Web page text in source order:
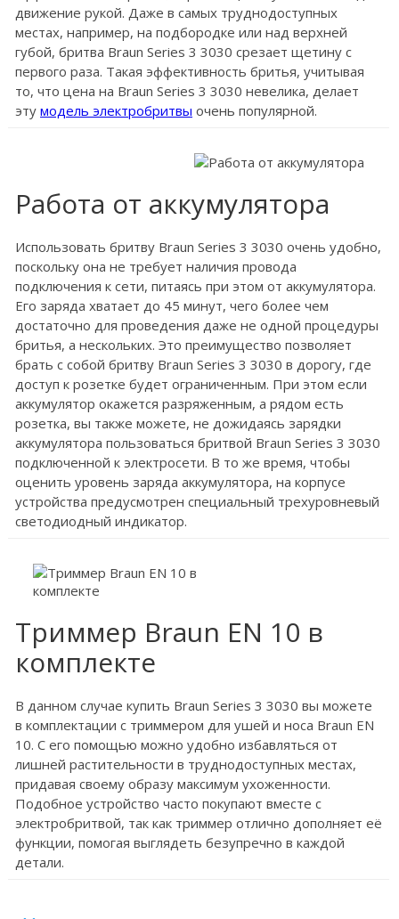
движение рукой. Даже в самых труднодоступных
местах, например, на подбородке или над верхней
губой, бритва Braun Series 3 3030 срезает щетину с
первого раза. Такая эффективность бритья, учитывая
то, что цена на Braun Series 3 3030 невелика, делает
этумодель электробритвы очень популярной.
Работа от аккумулятора
Использовать бритву Braun Series 3 3030 очень удобно,
поскольку она не требует наличия провода
подключения к сети, питаясь при этом от аккумулятора.
Его заряда хватает до 45 минут, чего более чем
достаточно для проведения даже не одной процедуры
бритья, а нескольких. Это преимущество позволяет
брать с собой бритву Braun Series 3 3030 в дорогу, где
доступ к розетке будет ограниченным. При этом если
аккумулятор окажется разряженным, а рядом есть
розетка, вы также можете, не дожидаясь зарядки
аккумулятора пользоваться бритвой Braun Series 3 3030
подключенной к электросети. В то же время, чтобы
оценить уровень заряда аккумулятора, на корпусе
устройства предусмотрен специальный трехуровневый
светодиодный индикатор.
Триммер Braun EN 10 в
комплекте
В данном случае купить Braun Series 3 3030 вы можете
в комплектации с триммером для ушей и носа Braun EN
10. С его помощью можно удобно избавляться от
лишней растительности в труднодоступных местах,
придавая своему образу максимум ухоженности.
Подобное устройство часто покупают вместе с
электробритвой, так как триммер отлично дополняет её
функции, помогая выглядеть безупречно в каждой
детали.